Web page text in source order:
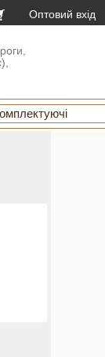
Оптовий вхід